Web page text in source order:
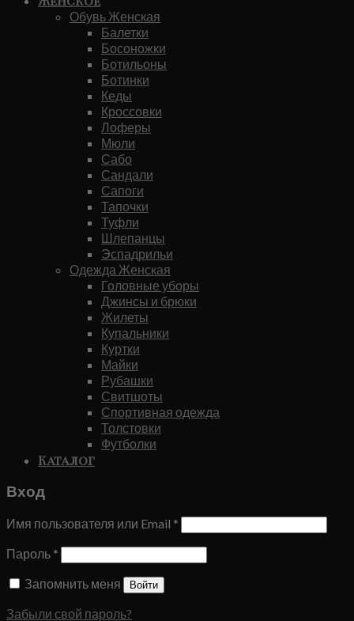
Обувь Женская
Балетки
Босоножки
Ботильоны
Ботинки
Кеды
Кроссовки
Лоферы
Мюли
Сабо
Сандали
Сапоги
Тапочки
Туфли
Шлепанцы
Эспадрильи
Одежда Женская
Головные уборы
Джинсы и брюки
Жилеты
Купальники
Куртки
Майки
Рубашки
Свитшоты
Спортивная одежда
Толстовки
Футболки
Каталог
Вход
Имя пользователя или Email *
Пароль *
Запомнить меня
Войти
Забыли свой пароль?